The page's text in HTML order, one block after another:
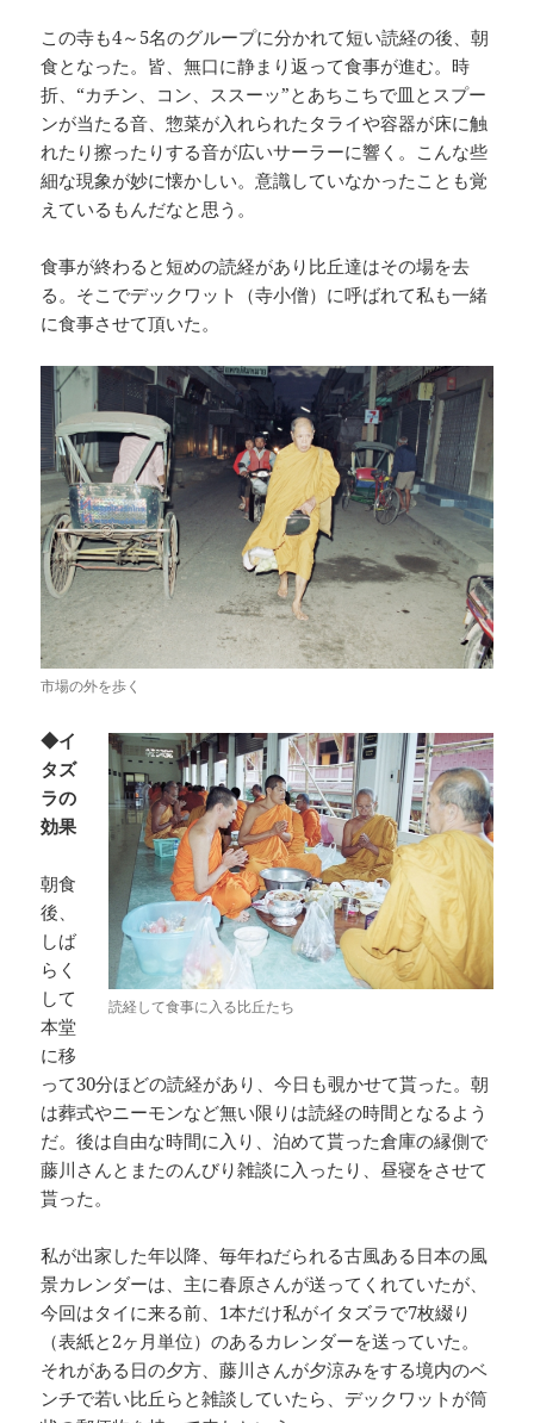
この寺も4～5名のグループに分かれて短い読経の後、朝
食となった。皆、無口に静まり返って食事が進む。時
折、“カチン、コン、ススーッ”とあちこちで皿とスプー
ンが当たる音、惣菜が入れられたタライや容器が床に触
れたり擦ったりする音が広いサーラーに響く。こんな些
細な現象が妙に懐かしい。意識していなかったことも覚
えているもんだなと思う。
食事が終わると短めの読経があり比丘達はその場を去
る。そこでデックワット（寺小僧）に呼ばれて私も一緒
に食事させて頂いた。
市場の外を歩く
読経して食事に入る比丘たち
◆イ
タズ
ラの
効果
朝食
後、
しば
らく
して
本堂
に移
って30分ほどの読経があり、今日も覗かせて貰った。朝
は葬式やニーモンなど無い限りは読経の時間となるよう
だ。後は自由な時間に入り、泊めて貰った倉庫の縁側で
藤川さんとまたのんびり雑談に入ったり、昼寝をさせて
貰った。
私が出家した年以降、毎年ねだられる古風ある日本の風
景カレンダーは、主に春原さんが送ってくれていたが、
今回はタイに来る前、1本だけ私がイタズラで7枚綴り
（表紙と2ヶ月単位）のあるカレンダーを送っていた。
それがある日の夕方、藤川さんが夕涼みをする境内のベ
ンチで若い比丘らと雑談していたら、デックワットが筒